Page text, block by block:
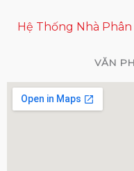
Hệ Thống Nhà Phân
VĂN